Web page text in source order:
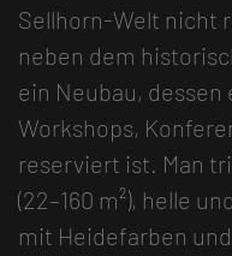
Sellhorn-Welt nicht
neben dem
ein Neubau,
Workshops,
reserviert ist. Man
(22–160 m²), helle
mit Heidefarben